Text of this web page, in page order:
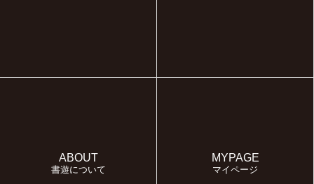
ABOUT
書遊について
MYPAGE
マイページ